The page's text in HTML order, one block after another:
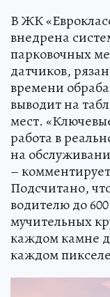
В ЖК
внедрена
парковочных
датчиков,
времени
выводит на
мест.
работа в
на
–
Подсчитано,
водителю до
мучительных
каждом камне
каждом